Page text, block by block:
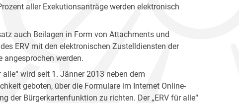
aller Exekutionsanträge werden elektronisch
auch Beilagen in Form von Attachments und
ERV mit den elektronischen Zustelldiensten der
werden.
alle“ wird seit 1. Jänner 2013 neben dem
geboten, über die Formulare im Internet Online-
der Bürgerkartenfunktion zu richten. Der „ERV für alle“